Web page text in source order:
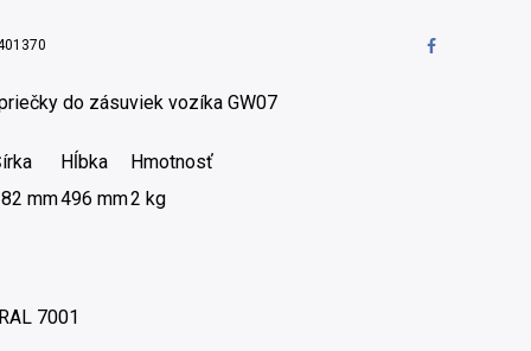
do zásuviek vozíka GW07
Hĺbka
Hmotnosť
mm496 mm2 kg
7001